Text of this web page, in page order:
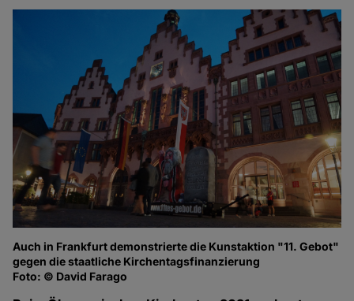
Auch in Frankfurt demonstrierte die Kunstaktion "11. Gebot"
gegen die staatliche Kirchentagsfinanzierung
Foto: © David Farago